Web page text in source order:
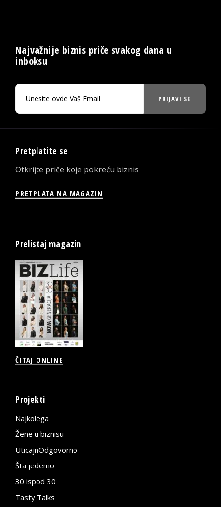
Najvažnije biznis priče svakog dana u
inboksu
PRIJAVI SE
Pretplatite se
Otkrijte priče koje pokreću biznis
PRETPLATA NA MAGAZIN
Prelistaj magazin
ČITAJ ONLINE
Projekti
Najkolega
Žene u biznisu
UticajnOdgovorno
Šta jedemo
30 ispod 30
Tasty Talks